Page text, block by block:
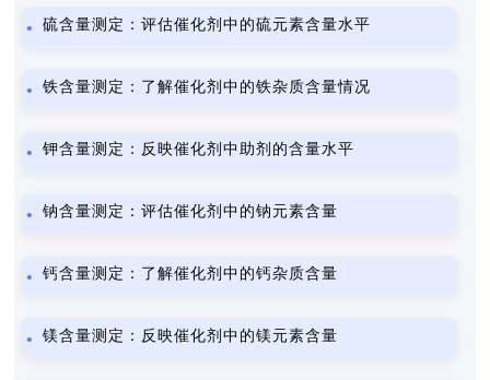
硫含量测定：评估催化剂中的硫元素含量水平
铁含量测定：了解催化剂中的铁杂质含量情况
钾含量测定：反映催化剂中助剂的含量水平
钠含量测定：评估催化剂中的钠元素含量
钙含量测定：了解催化剂中的钙杂质含量
镁含量测定：反映催化剂中的镁元素含量